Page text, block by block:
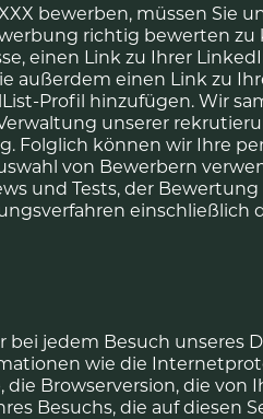
bewerben, müssen Sie
richtig bewerten
einen Link zu Ihrer
außerdem einen Link zu
Profil hinzufügen. Wir
unserer
Folglich können wir Ihre
von Bewerbern
und Tests, der
einschließlich
jedem Besuch unseres
wie die
Browserversion, die von
Besuchs, die auf diesen